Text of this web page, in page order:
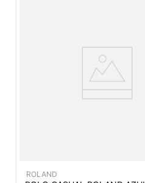
ROLAND